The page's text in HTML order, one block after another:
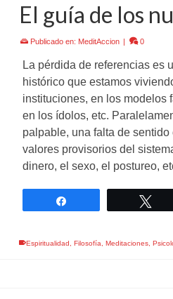
El guía de los
Publicado en: MeditAccion | 0
La pérdida de referencias es
histórico que estamos
instituciones, en los modelos
en los ídolos, etc.
palpable, una falta de
valores provisorios del
dinero, el sexo, el postureo,
Espiritualidad Filosofía Meditaciones,